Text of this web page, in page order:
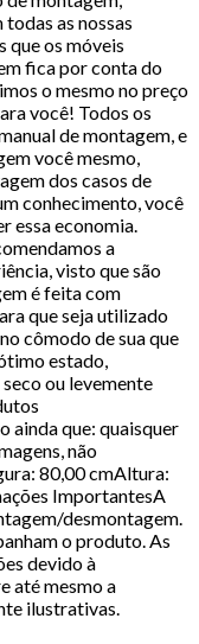
as nossas
que os móveis
fica por conta do
o mesmo no preço
você! Todos os
de montagem, e
você mesmo,
dos casos de
conhecimento, você
essa economia.
a
visto que são
é feita com
que seja utilizado
cômodo de sua que
estado,
ou levemente
ainda que: quaisquer
não
80,00 cmAltura:
ImportantesA
desmontagem.
o produto. As
devido à
até mesmo a
ilustrativas.